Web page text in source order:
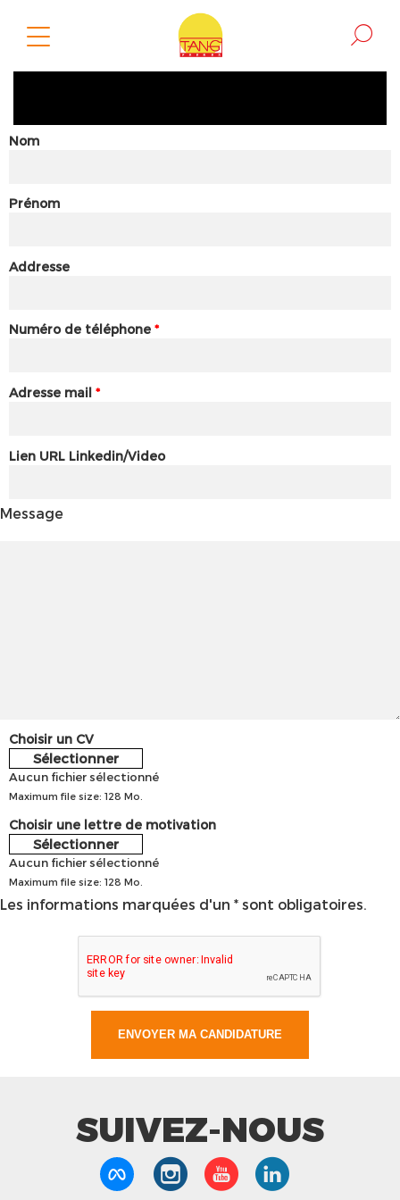
Nom
Prénom
Addresse
Numéro de téléphone *
Adresse mail *
Lien URL Linkedin/Video
Message
Choisir un CV
Sélectionner
Aucun fichier sélectionné
Maximum file size: 128 Mo.
Choisir une lettre de motivation
Sélectionner
Aucun fichier sélectionné
Maximum file size: 128 Mo.
Les informations marquées d'un * sont obligatoires.
SUIVEZ-NOUS